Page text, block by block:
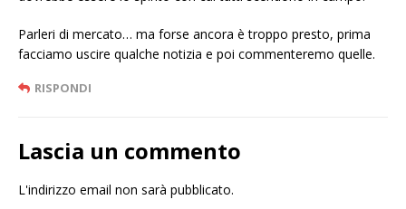
Parleri di mercato… ma forse ancora è troppo presto, prima
facciamo uscire qualche notizia e poi commenteremo quelle.
RISPONDI
Lascia un commento
L'indirizzo email non sarà pubblicato.